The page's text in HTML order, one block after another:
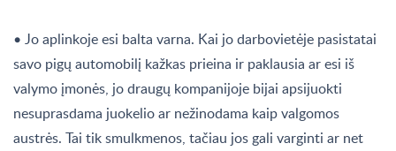
• Jo aplinkoje esi balta varna. Kai jo darbovietėje pasistatai
savo pigų automobilį kažkas prieina ir paklausia ar esi iš
valymo įmonės, jo draugų kompanijoje bijai apsijuokti
nesuprasdama juokelio ar nežinodama kaip valgomos
austrės. Tai tik smulkmenos, tačiau jos gali varginti ar net